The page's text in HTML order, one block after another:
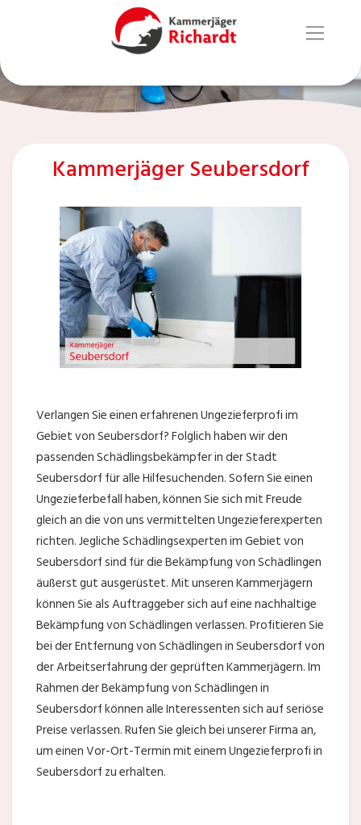
Kammerjäger Seubersdorf
Verlangen Sie einen erfahrenen Ungezieferprofi im
Gebiet von Seubersdorf? Folglich haben wir den
passenden Schädlingsbekämpfer in der Stadt
Seubersdorf für alle Hilfesuchenden. Sofern Sie einen
Ungezieferbefall haben, können Sie sich mit Freude
gleich an die von uns vermittelten Ungezieferexperten
richten. Jegliche Schädlingsexperten im Gebiet von
Seubersdorf sind für die Bekämpfung von Schädlingen
äußerst gut ausgerüstet. Mit unseren Kammerjägern
können Sie als Auftraggeber sich auf eine nachhaltige
Bekämpfung von Schädlingen verlassen. Profitieren Sie
bei der Entfernung von Schädlingen in Seubersdorf von
der Arbeitserfahrung der geprüften Kammerjägern. Im
Rahmen der Bekämpfung von Schädlingen in
Seubersdorf können alle Interessenten sich auf seriöse
Preise verlassen. Rufen Sie gleich bei unserer Firma an,
um einen Vor-Ort-Termin mit einem Ungezieferprofi in
Seubersdorf zu erhalten.